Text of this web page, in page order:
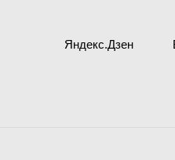
Яндекс.Дзен